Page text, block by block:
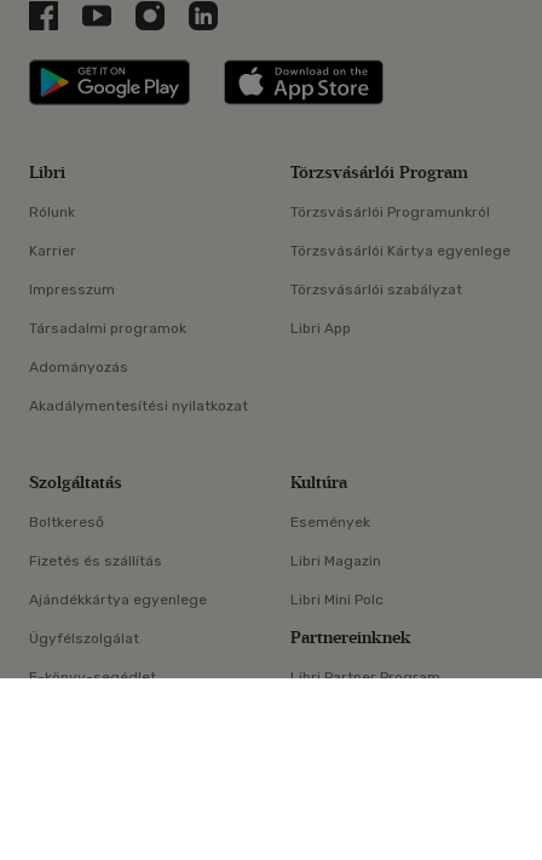
×
Libri a Facebookon
Libri a Youtube-on
Libri az Instagramon
Libri a LinkedInen
Libri applikáció Szerezd meg: Google
Libri
Rólunk
Karrier
Impresszum
Társadalmi programok
Adományozás
Akadálymentesítési nyilatkozat
Törzsvásárlói Program
Törzsvásárlói Programunkról
Törzsvásárlói Kártya egyenlege
Törzsvásárlói szabályzat
Libri App
Szolgáltatás
Boltkereső
Fizetés és szállítás
Ajándékkártya egyenlege
Ügyfélszolgálat
E-könyv-segédlet
Kultúra
Események
Libri Magazin
Libri Mini Polc
Partnereinknek
Libri Partner Program